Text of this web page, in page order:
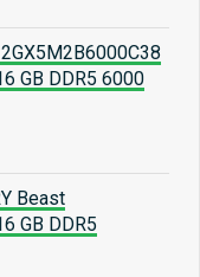
GB DDR5 6000
Beast
GB DDR5